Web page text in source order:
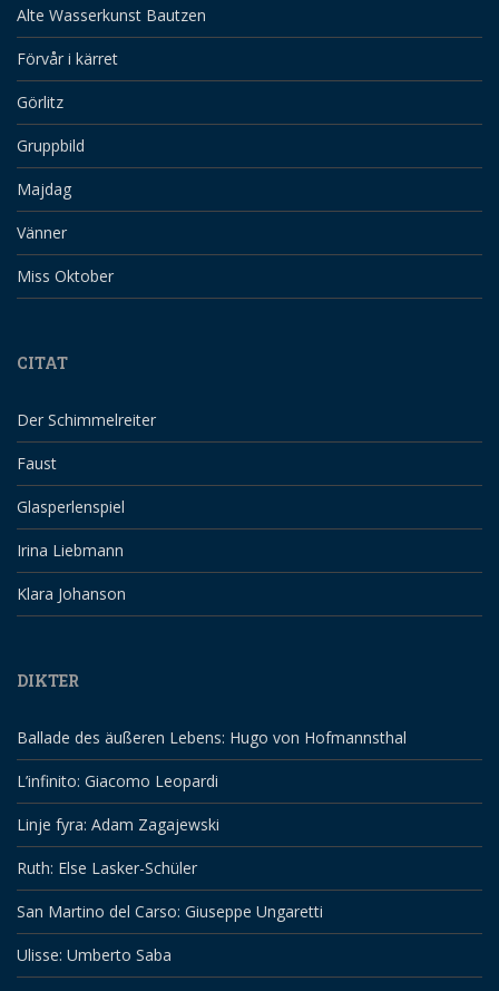
Alte Wasserkunst Bautzen
Förvår i kärret
Görlitz
Gruppbild
Majdag
Vänner
Miss Oktober
CITAT
Der Schimmelreiter
Faust
Glasperlenspiel
Irina Liebmann
Klara Johanson
DIKTER
Ballade des äußeren Lebens: Hugo von Hofmannsthal
L’infinito: Giacomo Leopardi
Linje fyra: Adam Zagajewski
Ruth: Else Lasker-Schüler
San Martino del Carso: Giuseppe Ungaretti
Ulisse: Umberto Saba